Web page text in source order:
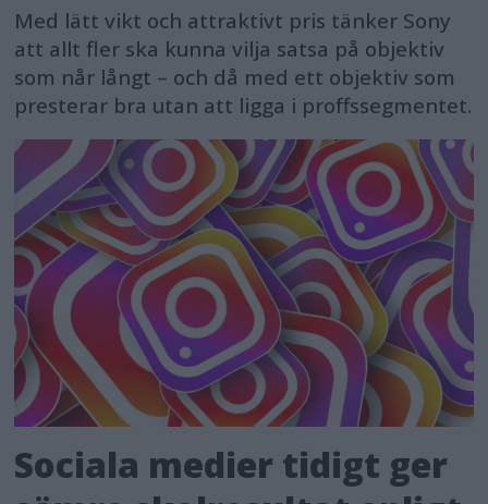
Med lätt vikt och attraktivt pris tänker Sony
att allt fler ska kunna vilja satsa på objektiv
som når långt – och då med ett objektiv som
presterar bra utan att ligga i proffssegmentet.
Sociala medier tidigt ger